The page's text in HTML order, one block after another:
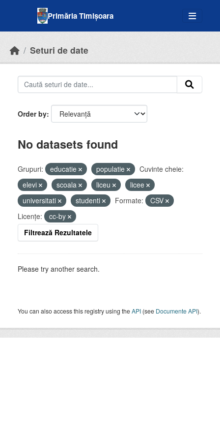
Primăria Timișoara
Seturi de date
Order by
No datasets found
Grupuri: educatie populatie
Cuvinte cheie:
elevi
scoala liceu
licee
universitati
studenti Formate:
CSV
Licenţe:
cc-by
Filtrează Rezultatele
Please try another search.
You can also access this registry using theAPI (see Documente API).